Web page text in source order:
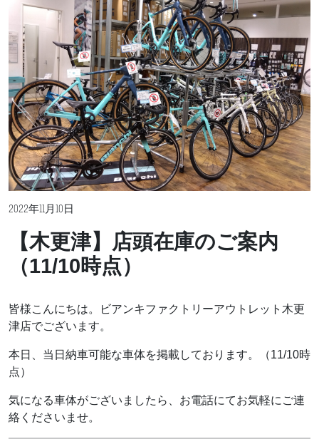
2022年11月10日
【木更津】店頭在庫のご案内
（11/10時点）
皆様こんにちは。ビアンキファクトリーアウトレット木更
津店でございます。
本日、当日納車可能な車体を掲載しております。（11/10時
点）
気になる車体がございましたら、お電話にてお気軽にご連
絡くださいませ。